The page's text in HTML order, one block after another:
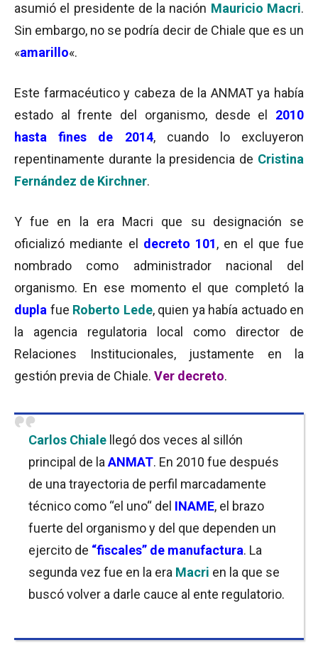
asumió el presidente de la nación Mauricio Macri.
Sin embargo, no se podría decir de Chiale que es un
«amarillo«.
Este farmacéutico y cabeza de la ANMAT ya había
estado al frente del organismo, desde el 2010
hasta fines de 2014, cuando lo excluyeron
repentinamente durante la presidencia de Cristina
Fernández de Kirchner.
Y fue en la era Macri que su designación se
oficializó mediante el decreto 101, en el que fue
nombrado como administrador nacional del
organismo. En ese momento el que completó la
dupla fue Roberto Lede, quien ya había actuado en
la agencia regulatoria local como director de
Relaciones Institucionales, justamente en la
gestión previa de Chiale. Ver decreto.
Carlos Chiale llegó dos veces al sillón
principal de la ANMAT. En 2010 fue después
de una trayectoria de perfil marcadamente
técnico como “el uno“ del INAME, el brazo
fuerte del organismo y del que dependen un
ejercito de “fiscales” de manufactura. La
segunda vez fue en la era Macri en la que se
buscó volver a darle cauce al ente regulatorio.